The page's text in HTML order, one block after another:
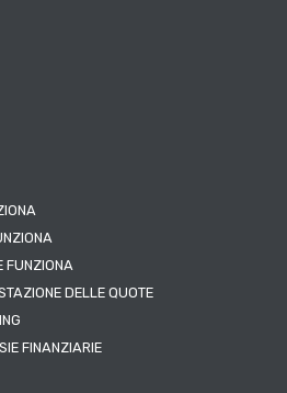
FUNZIONA
DELLE QUOTE
FINANZIARIE